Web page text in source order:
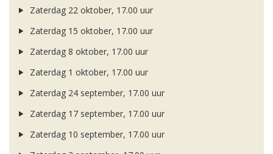
Zaterdag 22 oktober, 17.00 uur
Zaterdag 15 oktober, 17.00 uur
Zaterdag 8 oktober, 17.00 uur
Zaterdag 1 oktober, 17.00 uur
Zaterdag 24 september, 17.00 uur
Zaterdag 17 september, 17.00 uur
Zaterdag 10 september, 17.00 uur